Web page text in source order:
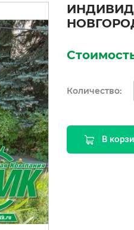
Количество:
В